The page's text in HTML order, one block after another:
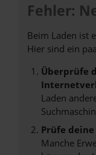
Fehler:
Beim Laden ist
Hier sind ein
Überprüfe
Laden
Prüfe
Manche